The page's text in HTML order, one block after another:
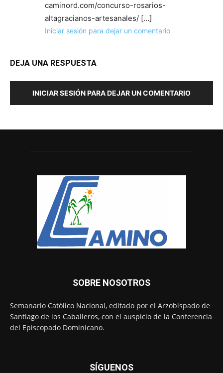
caminord.com/concurso-rosarios-
altagracianos-artesanales/ […]
Iniciar sesión para dejar un comentario
DEJA UNA RESPUESTA
INICIAR SESIÓN PARA DEJAR UN COMENTARIO
SOBRE NOSOTROS
Semanario Católico Nacional, editado por el Arzobispado de
Santiago de los Caballeros, con el auspicio de la Conferencia
del Episcopado Dominicano.
SÍGUENOS